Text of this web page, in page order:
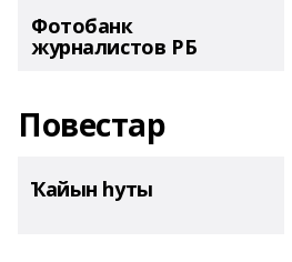
Фотобанк
журналистов РБ
Повестар
Ҡайын һуты